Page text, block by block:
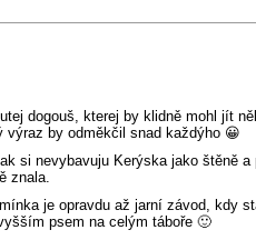
dogouš, kterej by klidně mohl jít
výraz by odměkčil snad každýho 😀
si nevybavuju Kerýska jako štěně a
znala.
je opravdu až jarní závod, kdy
psem na celým táboře 🙂